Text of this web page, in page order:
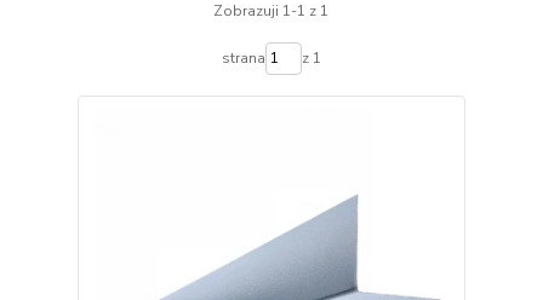
Zobrazuji 1-1 z 1
strana z 1